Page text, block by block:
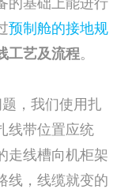
预制舱的接地规
工艺及流程。
，我们使用扎
线带位置应统
走线槽向机柜架
线，线缆就变的